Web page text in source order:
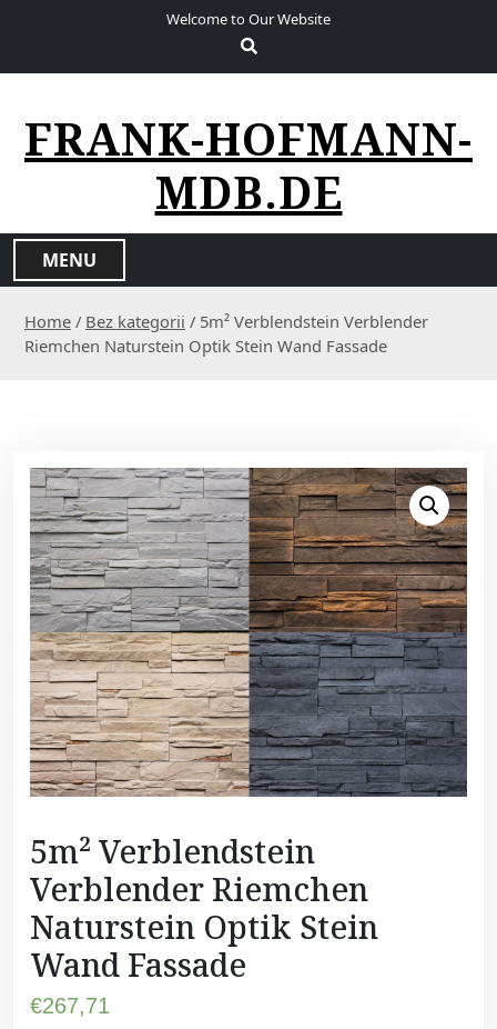
Welcome to Our Website
FRANK-HOFMANN-
MDB.DE
MENU
Home / Bez kategorii / 5m² Verblendstein Verblender
Riemchen Naturstein Optik Stein Wand Fassade
5m² Verblendstein
Verblender Riemchen
Naturstein Optik Stein
Wand Fassade
€267,71